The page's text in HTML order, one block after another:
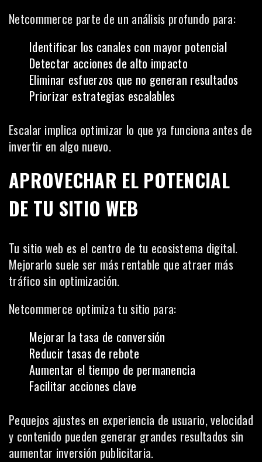
Netcommerce parte de un análisis profundo para:
Identificar los canales con mayor potencial
Detectar acciones de alto impacto
Eliminar esfuerzos que no generan resultados
Priorizar estrategias escalables
Escalar implica optimizar lo que ya funciona antes de
invertir en algo nuevo.
APROVECHAR EL POTENCIAL
DE TU SITIO WEB
Tu sitio web es el centro de tu ecosistema digital.
Mejorarlo suele ser más rentable que atraer más
tráfico sin optimización.
Netcommerce optimiza tu sitio para:
Mejorar la tasa de conversión
Reducir tasas de rebote
Aumentar el tiempo de permanencia
Facilitar acciones clave
Pequejos ajustes en experiencia de usuario, velocidad
y contenido pueden generar grandes resultados sin
aumentar inversión publicitaria.